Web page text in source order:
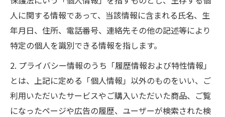
人に関する情報であって、当該情報に含まれる氏名、生
年月日、住所、電話番号、連絡先その他の記述等により
特定の個人を識別できる情報を指します。
2. プライバシー情報のうち「履歴情報および特性情報」
とは、上記に定める「個人情報」以外のものをいい、ご
利用いただいたサービスやご購入いただいた商品、ご覧
になったページや広告の履歴、ユーザーが検索された検